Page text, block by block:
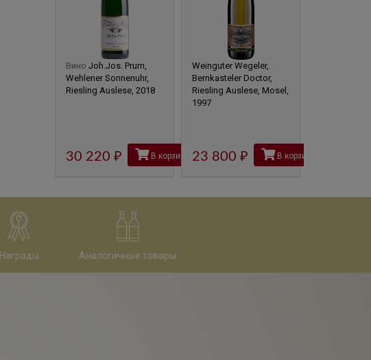
Вино Joh.Jos. Prum,
Wehlener Sonnenuhr,
Riesling Auslese, 2018
30 220 рубВ корзину
Weinguter Wegeler,
Bernkasteler Doctor,
Riesling Auslese, Mosel,
1997
23 800 рубВ корзину
Награды Аналогичные товары